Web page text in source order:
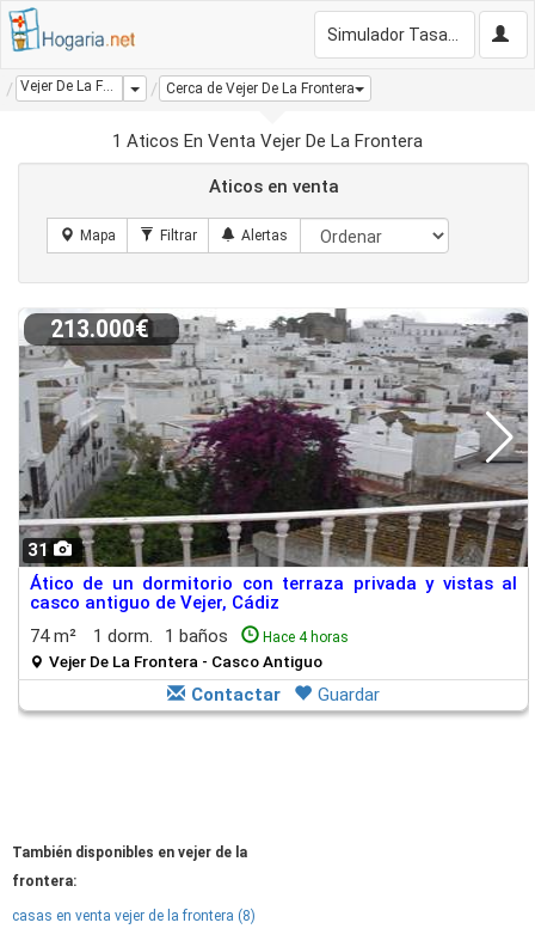
Vejer De La Frontera Dropdown
Cerca de Vejer De La Frontera
1 Aticos En Venta Vejer De La Frontera
Aticos en venta
31
213.000€
Ático de un dormitorio con terraza privada y vistas al
casco antiguo de Vejer, Cádiz
74 m²
1 dorm. 1 baños Hace 4 horas
Vejer De La Frontera - Casco Antiguo
Contactar Guardar
También disponibles en vejer de la
frontera:
casas en venta vejer de la frontera (8)